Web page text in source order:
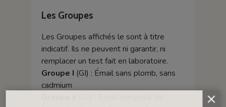
Les Groupes
Les Groupes affichés le sont à titre
indicatif. Ils ne peuvent ni garantir, ni
remplacer un test fait en laboratoire.
Groupe I (GI) : Émail sans plomb, sans
cadmium